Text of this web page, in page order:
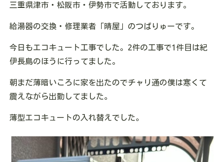
三重県津市・松阪市・伊勢市で活動しております。
給湯器の交換・修理業者「晴屋」のつばりゅーです。
今日もエコキュート工事でした。2件の工事で1件目は紀
伊長島のほうに行ってました。
朝まだ薄暗いころに家を出たのでチャリ通の僕は寒くて
震えながら出勤してました。
薄型エコキュートの入れ替えでした。